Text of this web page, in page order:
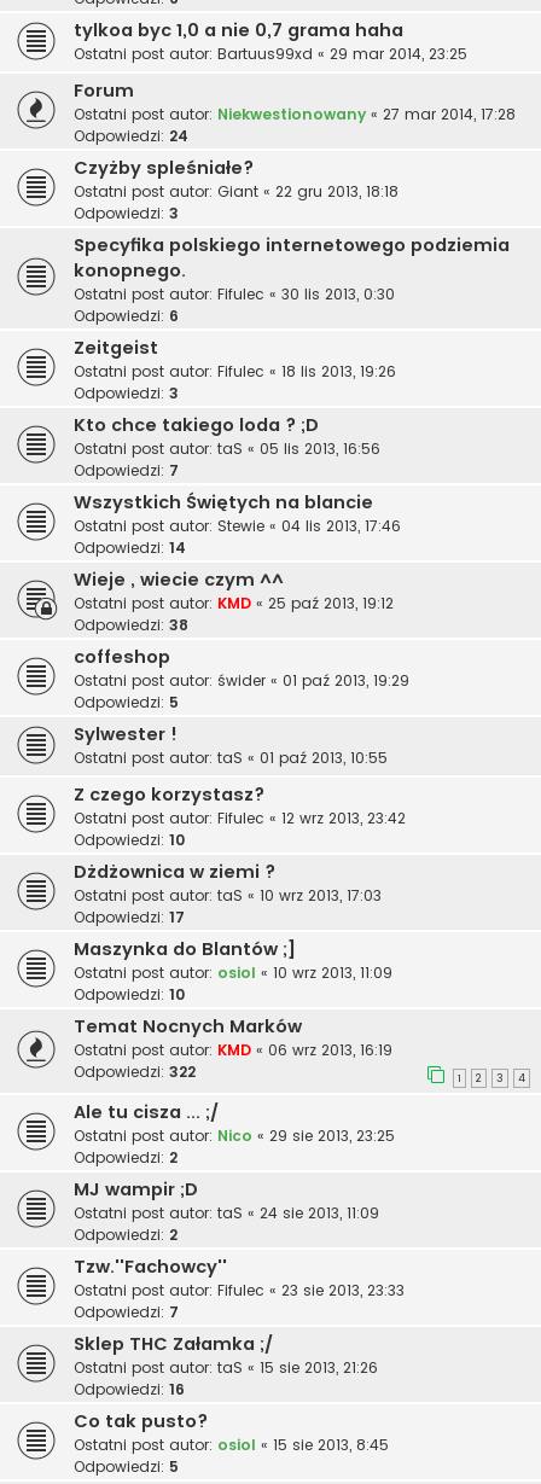
tylkoa byc 1,0 a nie 0,7 grama haha
Ostatni post autor: Bartuus99xd « 29 mar 2014, 23:25
Forum
Ostatni post autor: Niekwestionowany « 27 mar 2014, 17:28
Odpowiedzi: 24
Czyżby spleśniałe?
Ostatni post autor: Giant « 22 gru 2013, 18:18
Odpowiedzi: 3
Specyfika polskiego internetowego podziemia
konopnego.
Ostatni post autor: Fifulec « 30 lis 2013, 0:30
Odpowiedzi: 6
Zeitgeist
Ostatni post autor: Fifulec « 18 lis 2013, 19:26
Odpowiedzi: 3
Kto chce takiego loda ? ;D
Ostatni post autor: taS « 05 lis 2013, 16:56
Odpowiedzi: 7
Wszystkich Świętych na blancie
Ostatni post autor: Stewie « 04 lis 2013, 17:46
Odpowiedzi: 14
Wieje , wiecie czym ^^
Ostatni post autor: KMD « 25 paź 2013, 19:12
Odpowiedzi: 38
coffeshop
Ostatni post autor: świder « 01 paź 2013, 19:29
Odpowiedzi: 5
Sylwester !
Ostatni post autor: taS « 01 paź 2013, 10:55
Z czego korzystasz?
Ostatni post autor: Fifulec « 12 wrz 2013, 23:42
Odpowiedzi: 10
Dżdżownica w ziemi ?
Ostatni post autor: taS « 10 wrz 2013, 17:03
Odpowiedzi: 17
Maszynka do Blantów ;]
Ostatni post autor: osiol « 10 wrz 2013, 11:09
Odpowiedzi: 10
Temat Nocnych Marków
Ostatni post autor: KMD « 06 wrz 2013, 16:19
Odpowiedzi: 322 1 2 3 4
Ale tu cisza ... ;/
Ostatni post autor: Nico « 29 sie 2013, 23:25
Odpowiedzi: 2
MJ wampir ;D
Ostatni post autor: taS « 24 sie 2013, 11:09
Odpowiedzi: 2
Tzw.''Fachowcy''
Ostatni post autor: Fifulec « 23 sie 2013, 23:33
Odpowiedzi: 7
Sklep THC Załamka ;/
Ostatni post autor: taS « 15 sie 2013, 21:26
Odpowiedzi: 16
Co tak pusto?
Ostatni post autor: osiol « 15 sie 2013, 8:45
Odpowiedzi: 5